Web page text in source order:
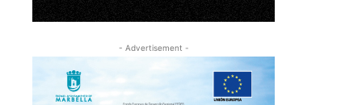
- Advertisement -